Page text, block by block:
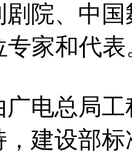
院、中
专家和代表
总局工
建设部